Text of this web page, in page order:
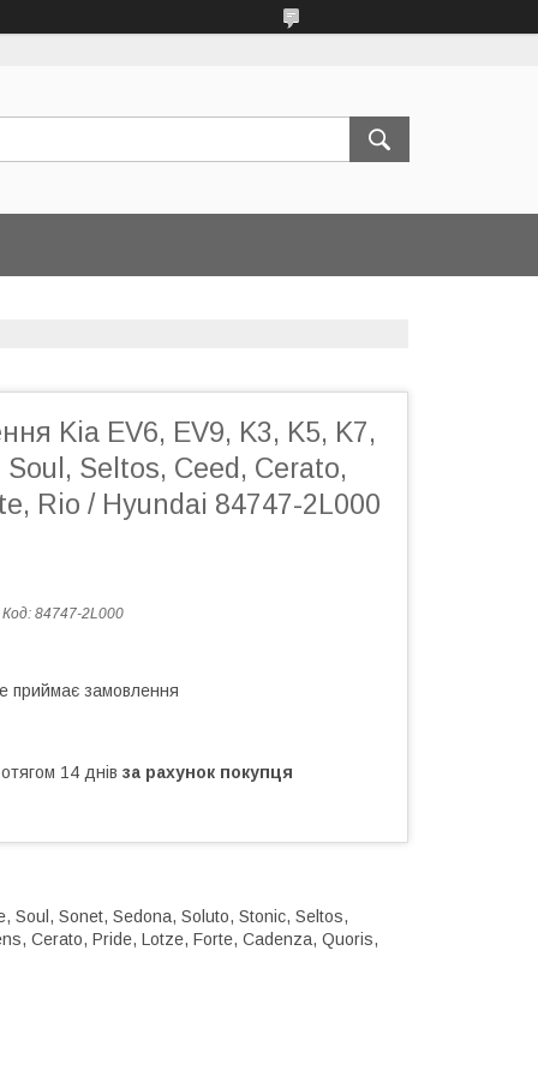
Kia EV6, EV9, K3, K5, K7,
Seltos, Ceed, Cerato,
Rio / Hyundai 84747-2L000
Код: 84747-2L000
приймає замовлення
14 днів за рахунок покупця
Soul, Sonet, Sedona, Soluto, Stonic, Seltos,
Cerato, Pride, Lotze, Forte, Cadenza, Quoris,